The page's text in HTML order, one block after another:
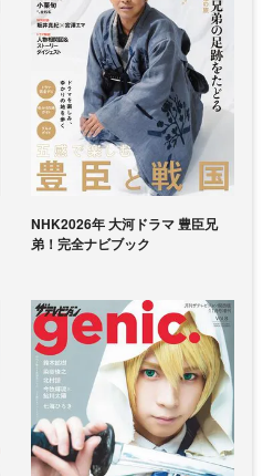
NHK2026年 大河ドラマ 豊臣兄
弟！完全ナビブック